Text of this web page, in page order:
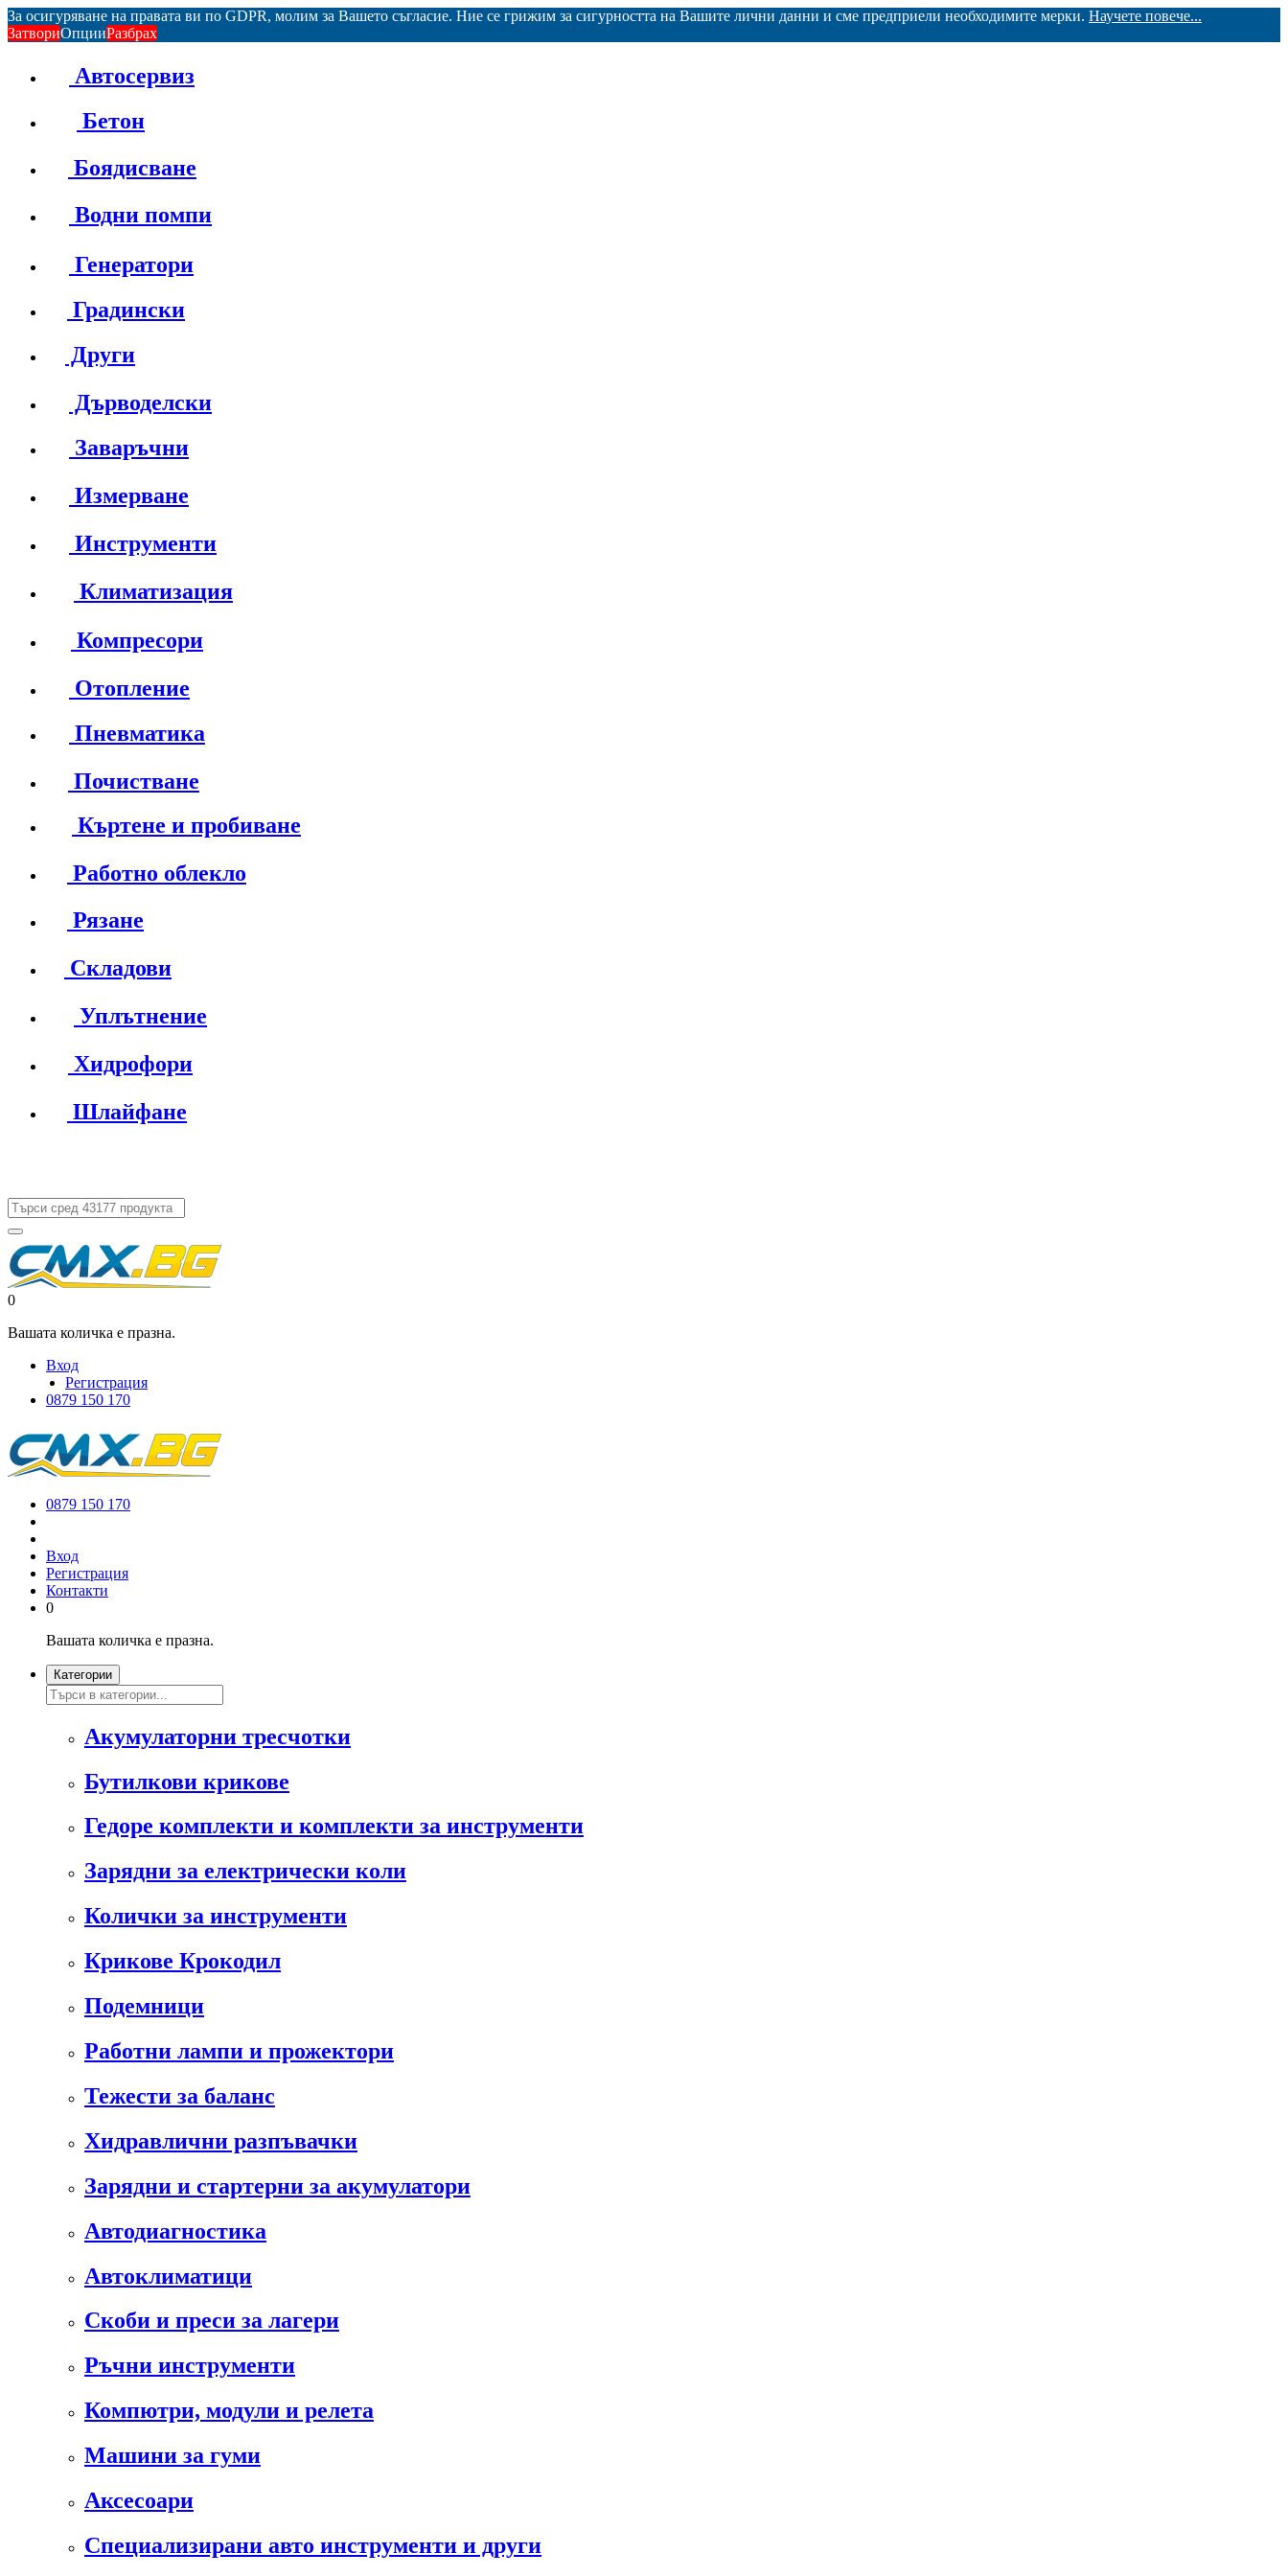
За осигуряване на правата ви по GDPR, молим за Вашето съгласие. Ние се грижим за сигурността на Вашите лични данни и сме предприели необходимите мерки. Научете повече...
ЗатвориОпцииРазбрах
Автосервиз
Бетон
Боядисване
Водни помпи
Генератори
Градински
Други
Дърводелски
Заваръчни
Измерване
Инструменти
Климатизация
Компресори
Отопление
Пневматика
Почистване
Къртене и пробиване
Работно облекло
Рязане
Складови
Уплътнение
Хидрофори
Шлайфане
0
Вашата количка е празна.
Вход
Регистрация
0879 150 170
0879 150 170
Вход
Регистрация
Контакти
0
Вашата количка е празна.
Категории
Акумулаторни тресчотки
Бутилкови крикове
Гедоре комплекти и комплекти за инструменти
Зарядни за електрически коли
Колички за инструменти
Крикове Крокодил
Подемници
Работни лампи и прожектори
Тежести за баланс
Хидравлични разпъвачки
Зарядни и стартерни за акумулатори
Автодиагностика
Автоклиматици
Скоби и преси за лагери
Ръчни инструменти
Компютри, модули и релета
Машини за гуми
Аксесоари
Специализирани авто инструменти и други